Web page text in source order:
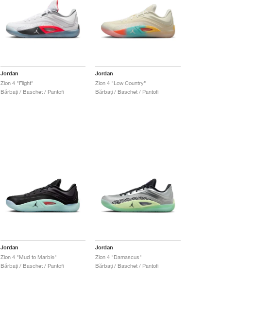
Jordan
Zion 4 "Flight"
Bărbați / Baschet / Pantofi
Jordan
Zion 4 "Low Country"
Bărbați / Baschet / Pantofi
Jordan
Zion 4 "Mud to Marble"
Bărbați / Baschet / Pantofi
Jordan
Zion 4 "Damascus"
Bărbați / Baschet / Pantofi